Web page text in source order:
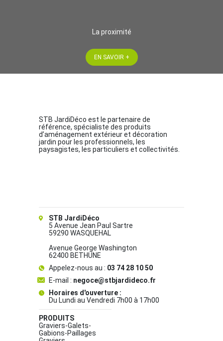
La proximité
EN SAVOIR +
STB JardiDéco est le partenaire de
référence, spécialiste des produits
d’aménagement extérieur et décoration
jardin pour les professionnels, les
paysagistes, les particuliers et collectivités.
STB JardiDéco
5 Avenue Jean Paul Sartre
59290 WASQUEHAL
Avenue George Washington
62400 BETHUNE
Appelez-nous au : 03 74 28 10 50
E-mail : negoce@stbjardideco.fr
Horaires d'ouverture :
Du Lundi au Vendredi 7h00 à 17h00
PRODUITS
Graviers-Galets-
Gabions-Paillages